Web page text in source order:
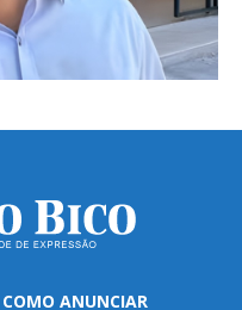
COMO ANUNCIAR